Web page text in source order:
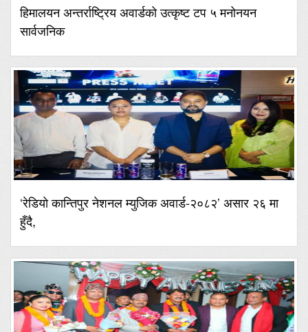
हिमालयन अन्तर्राष्ट्रिय अवार्डको उत्कृष्ट टप ५ मनोनयन
सार्वजनिक
‘रेडियो कान्तिपुर नेशनल म्युजिक अवार्ड-२०८२’ असार २६ मा
हुँदै,